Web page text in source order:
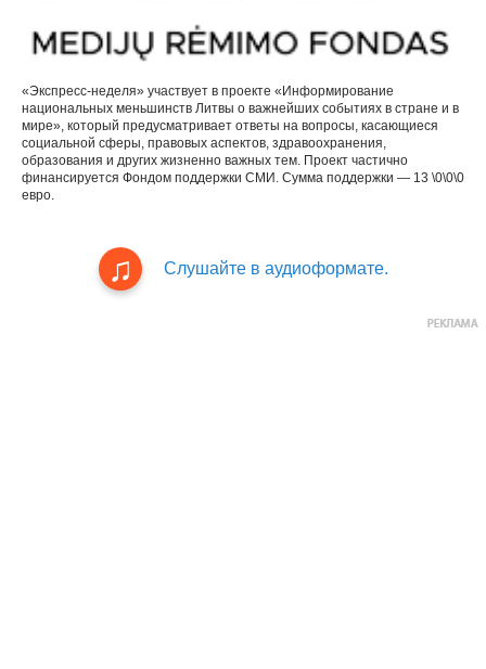
«Экспресс-неделя» участвует в проекте «Информирование
национальных меньшинств Литвы о важнейших событиях в стране и в
мире», который предусматривает ответы на вопросы, касающиеся
социальной сферы, правовых аспектов, здравоохранения,
образования и других жизненно важных тем. Проект частично
финансируется Фондом поддержки СМИ. Сумма поддержки — 13 \0\0\0
евро.
Слушайте в аудиоформате.